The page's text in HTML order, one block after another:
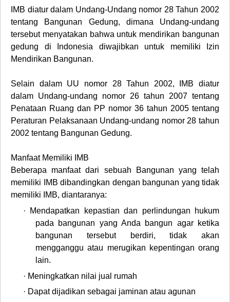
IMB diatur dalam Undang-Undang nomor 28 Tahun 2002
tentang Bangunan Gedung, dimana Undang-undang
tersebut menyatakan bahwa untuk mendirikan bangunan
gedung di Indonesia diwajibkan untuk memiliki Izin
Mendirikan Bangunan.
Selain dalam UU nomor 28 Tahun 2002, IMB diatur
dalam Undang-undang nomor 26 tahun 2007 tentang
Penataan Ruang dan PP nomor 36 tahun 2005 tentang
Peraturan Pelaksanaan Undang-undang nomor 28 tahun
2002 tentang Bangunan Gedung.
Manfaat Memiliki IMB
Beberapa manfaat dari sebuah Bangunan yang telah
memiliki IMB dibandingkan dengan bangunan yang tidak
memiliki IMB, diantaranya:
· Mendapatkan kepastian dan perlindungan hukum
pada bangunan yang Anda bangun agar ketika
bangunan tersebut berdiri, tidak akan
mengganggu atau merugikan kepentingan orang
lain.
· Meningkatkan nilai jual rumah
· Dapat dijadikan sebagai jaminan atau agunan